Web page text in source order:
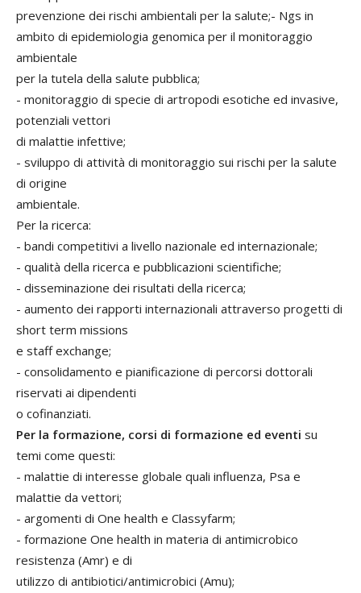
prevenzione dei rischi ambientali per la salute;- Ngs in
ambito di epidemiologia genomica per il monitoraggio
ambientale
per la tutela della salute pubblica;
- monitoraggio di specie di artropodi esotiche ed invasive,
potenziali vettori
di malattie infettive;
- sviluppo di attività di monitoraggio sui rischi per la salute
di origine
ambientale.
Per la ricerca:
- bandi competitivi a livello nazionale ed internazionale;
- qualità della ricerca e pubblicazioni scientifiche;
- disseminazione dei risultati della ricerca;
- aumento dei rapporti internazionali attraverso progetti di
short term missions
e staff exchange;
- consolidamento e pianificazione di percorsi dottorali
riservati ai dipendenti
o cofinanziati.
Per la formazione, corsi di formazione ed eventi su
temi come questi:
- malattie di interesse globale quali influenza, Psa e
malattie da vettori;
- argomenti di One health e Classyfarm;
- formazione One health in materia di antimicrobico
resistenza (Amr) e di
utilizzo di antibiotici/antimicrobici (Amu);